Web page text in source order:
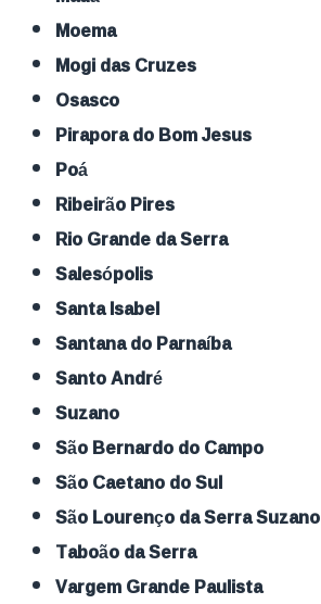
Moema
Mogi das Cruzes
Osasco
Pirapora do Bom Jesus
Poá
Ribeirão Pires
Rio Grande da Serra
Salesópolis
Santa Isabel
Santana do Parnaíba
Santo André
Suzano
São Bernardo do Campo
São Caetano do Sul
São Lourenço da Serra Suzano
Taboão da Serra
Vargem Grande Paulista